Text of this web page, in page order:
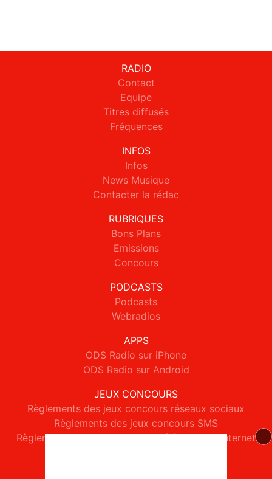
RADIO
Contact
Equipe
Titres diffusés
Fréquences
INFOS
Infos
News Musique
Contacter la rédac
RUBRIQUES
Bons Plans
Emissions
Concours
PODCASTS
Podcasts
Webradios
APPS
ODS Radio sur iPhone
ODS Radio sur Android
JEUX CONCOURS
Règlements des jeux concours réseaux sociaux
Règlements des jeux concours SMS
Règlements des jeux concours téléphone et internet